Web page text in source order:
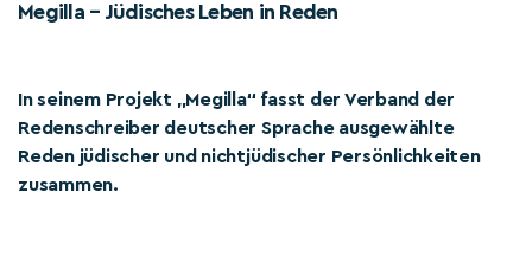
Megilla – Jüdisches Leben in Reden
In seinem Projekt „Megilla“ fasst der Verband der
Redenschreiber deutscher Sprache ausgewählte
Reden jüdischer und nichtjüdischer Persönlichkeiten
zusammen.